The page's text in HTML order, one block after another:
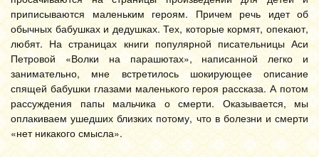
приписываются маленьким героям. Причем речь идет об
обычных бабушках и дедушках. Тех, которые кормят, опекают,
любят. На страницах книги популярной писательницы Аси
Петровой «Волки на парашютах», написанной легко и
занимательно, мне встретилось шокирующее описание
спящей бабушки глазами маленького героя рассказа. А потом
рассуждения папы мальчика о смерти. Оказывается, мы
оплакиваем ушедших близких потому, что в болезни и смерти
«нет никакого смысла».